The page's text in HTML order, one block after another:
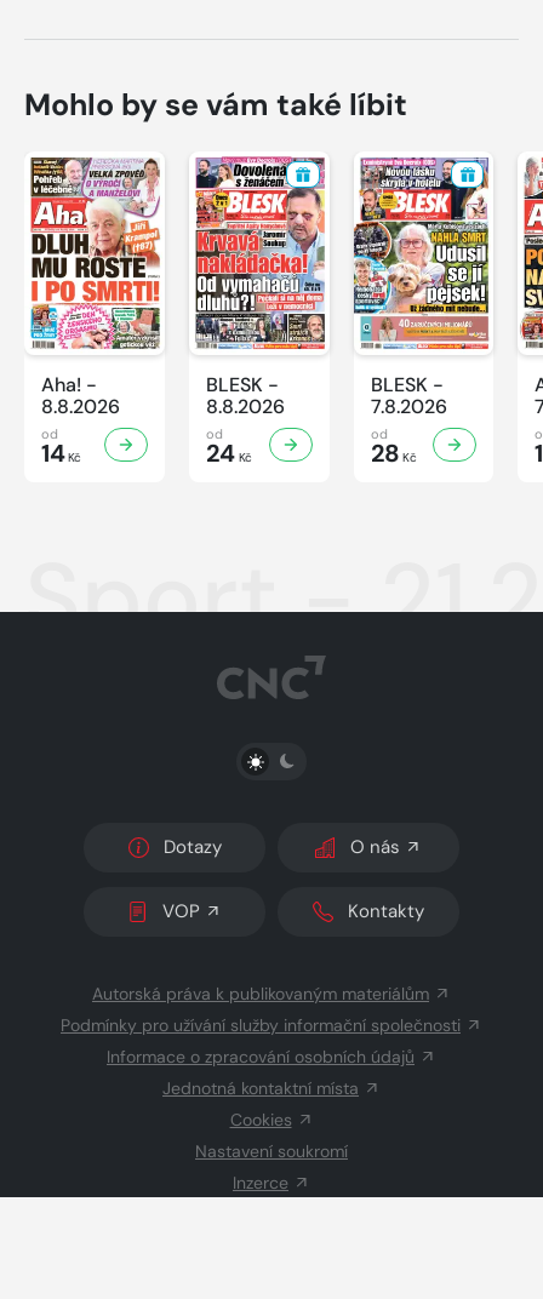
Mohlo by se vám také líbit
Aha! -
8.8.2026
od
14Kč
BLESK -
8.8.2026
od
24Kč
BLESK -
7.8.2026
od
28 Kč
Sport -
PŘEPNOUT SVĚTLÝ/TMAVÝ REŽIM
Dotazy O nás
VOP Kontakty
Autorská práva k publikovaným materiálům
Podmínky pro užívání služby informační společnosti
Informace o zpracování osobních údajů
Jednotná kontaktní místa
Cookies
Nastavení soukromí
Inzerce